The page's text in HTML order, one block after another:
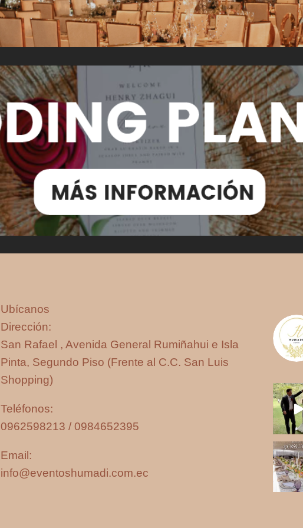
Ubícanos
Dirección:
San Rafael , Avenida General Rumiñahui e Isla
Pinta, Segundo Piso (Frente al C.C. San Luis
Shopping)
Teléfonos:
0962598213 / 0984652395
Email:
info@eventoshumadi.com.ec